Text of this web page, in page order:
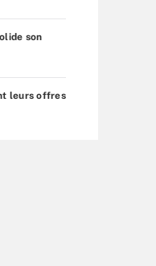
son
leurs offres